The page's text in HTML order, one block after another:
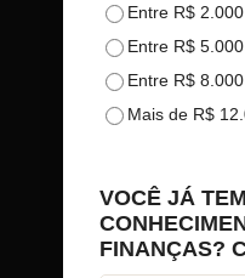
Entre R$
Entre R$
Entre R$
Mais de R$
VOCÊ JÁ
FINANÇAS?